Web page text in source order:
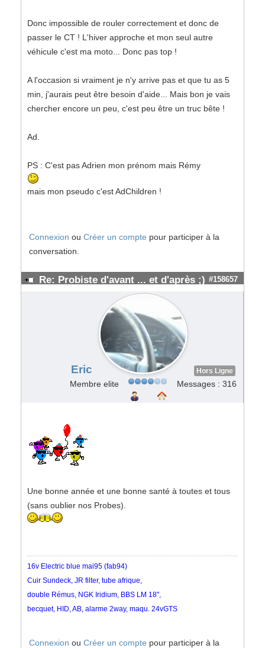
Donc impossible de rouler correctement et donc de
passer le CT ! L'hiver approche et mon seul autre
véhicule c'est ma moto... Donc pas top !
A l'occasion si vraiment je n'y arrive pas et que tu as 5
min, j'aurais peut être besoin d'aide... Mais bon je vais
chercher encore un peu, c'est peu être un truc bête !
Ad.
PS : C'est pas Adrien mon prénom mais Rémy
mais mon pseudo c'est AdChildren !
Connexion ou Créer un compte pour participer à la
conversation.
Re: Probiste d'avant ... et d'après ;) #158657
Eric Hors Ligne
Membre elite Messages : 316
Une bonne année et une bonne santé à toutes et tous
(sans oublier nos Probes).
16v Electric blue mai95 (fab94)
Cuir Sundeck, JR filter, tube afrique,
double Rémus, NGK Iridium, BBS LM 18",
becquet, HID, AB, alarme 2way, maqu. 24vGTS
Connexion ou Créer un compte pour participer à la